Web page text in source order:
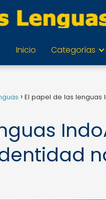
Inicio Categorías
El papel de las